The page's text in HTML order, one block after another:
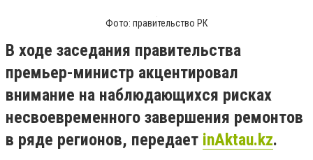
Фото: правительство РК
В ходе заседания правительства
премьер-министр акцентировал
внимание на наблюдающихся рисках
несвоевременного завершения ремонтов
в ряде регионов, передает inAktau.kz.